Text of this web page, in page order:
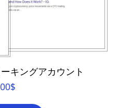
キングアカウント
$